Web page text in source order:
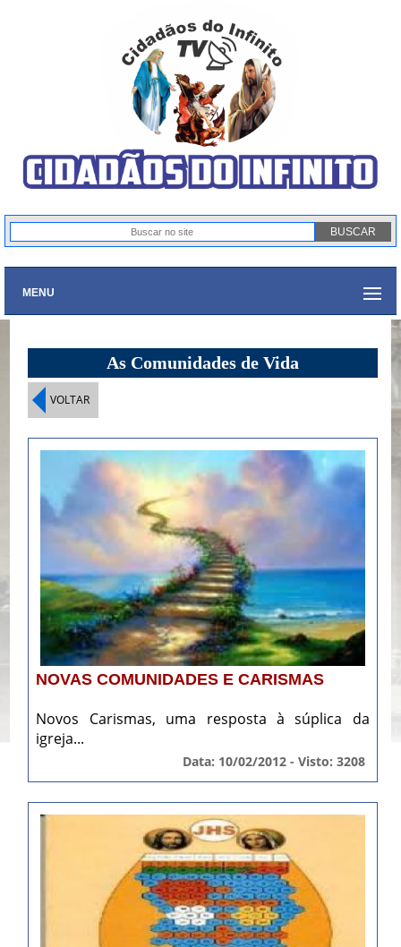
MENU
As Comunidades de Vida
VOLTAR
NOVAS COMUNIDADES E CARISMAS
Novos Carismas, uma resposta à súplica da
igreja...
Data: 10/02/2012 - Visto: 3208